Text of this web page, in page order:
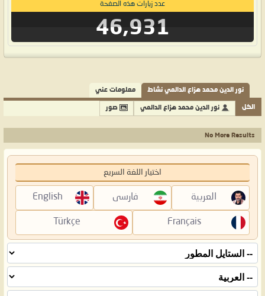
عدد زيارات هذه الصفحة
46,931
نور الدين محمد هزاع الدالمي نشاط معلومات عني
الكل نور الدين محمد هزاع الدالمي صور
No More Results
اختيار اللغة السريع
العربية فارسی English
Français
Türkçe